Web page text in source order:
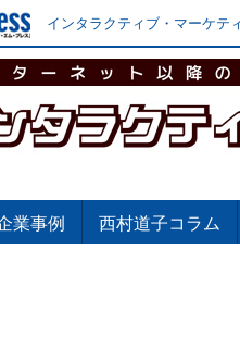
インタラクティブ・マーケ
業事例 西村道子コラム